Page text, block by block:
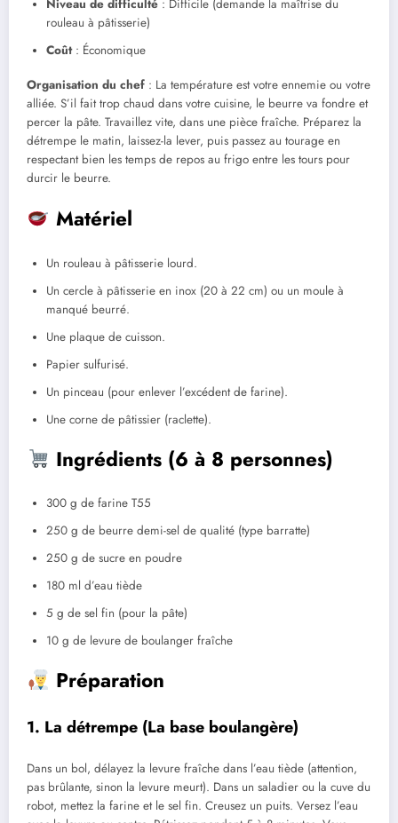
Niveau de difficulté : Difficile (demande la maîtrise du
rouleau à pâtisserie)
Coût: Économique
Organisation du chef : La température est votre ennemie ou votre
alliée. S’il fait trop chaud dans votre cuisine, le beurre va fondre et
percer la pâte. Travaillez vite, dans une pièce fraîche. Préparez la
détrempe le matin, laissez-la lever, puis passez au tourage en
respectant bien les temps de repos au frigo entre les tours pour
durcir le beurre.
Matériel
Un rouleau à pâtisserie lourd.
Un cercle à pâtisserie en inox (20 à 22 cm) ou un moule à
manqué beurré.
Une plaque de cuisson.
Papier sulfurisé.
Un pinceau (pour enlever l’excédent de farine).
Une corne de pâtissier (raclette).
Ingrédients (6 à 8 personnes)
300 g de farine T55
250 g de beurre demi-sel de qualité (type barratte)
250 g de sucre en poudre
180 ml d’eau tiède
5 g de sel fin (pour la pâte)
10 g de levure de boulanger fraîche
Préparation
1. La détrempe (La base boulangère)
Dans un bol, délayez la levure fraîche dans l’eau tiède (attention,
pas brûlante, sinon la levure meurt). Dans un saladier ou la cuve du
robot, mettez la farine et le sel fin. Creusez un puits. Versez l’eau